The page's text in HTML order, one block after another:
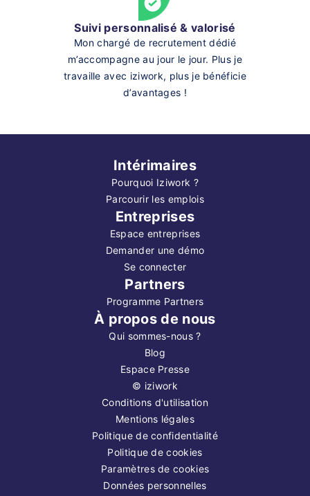
Suivi personnalisé & valorisé
Mon chargé de recrutement dédié
m’accompagne au jour le jour. Plus je
travaille avec iziwork, plus je bénéficie
d’avantages !
Intérimaires
Pourquoi Iziwork ?
Parcourir les emplois
Entreprises
Espace entreprises
Demander une démo
Se connecter
Partners
Programme Partners
À propos de nous
Qui sommes-nous ?
Blog
Espace Presse
© iziwork
Conditions d'utilisation
Mentions légales
Politique de confidentialité
Politique de cookies
Paramètres de cookies
Données personnelles